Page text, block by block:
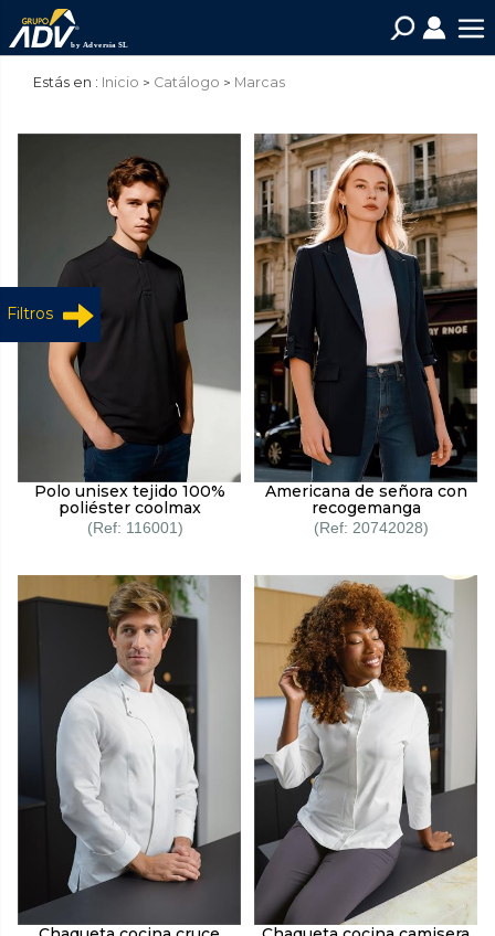
Estás en : Inicio Catálogo Marcas
Filtros
Polo unisex tejido 100%
poliéster coolmax
116001
Americana de señora con
recogemanga
20742028